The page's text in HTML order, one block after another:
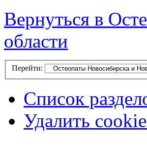
Вернуться в
области
Перейти:
Список
Удалить